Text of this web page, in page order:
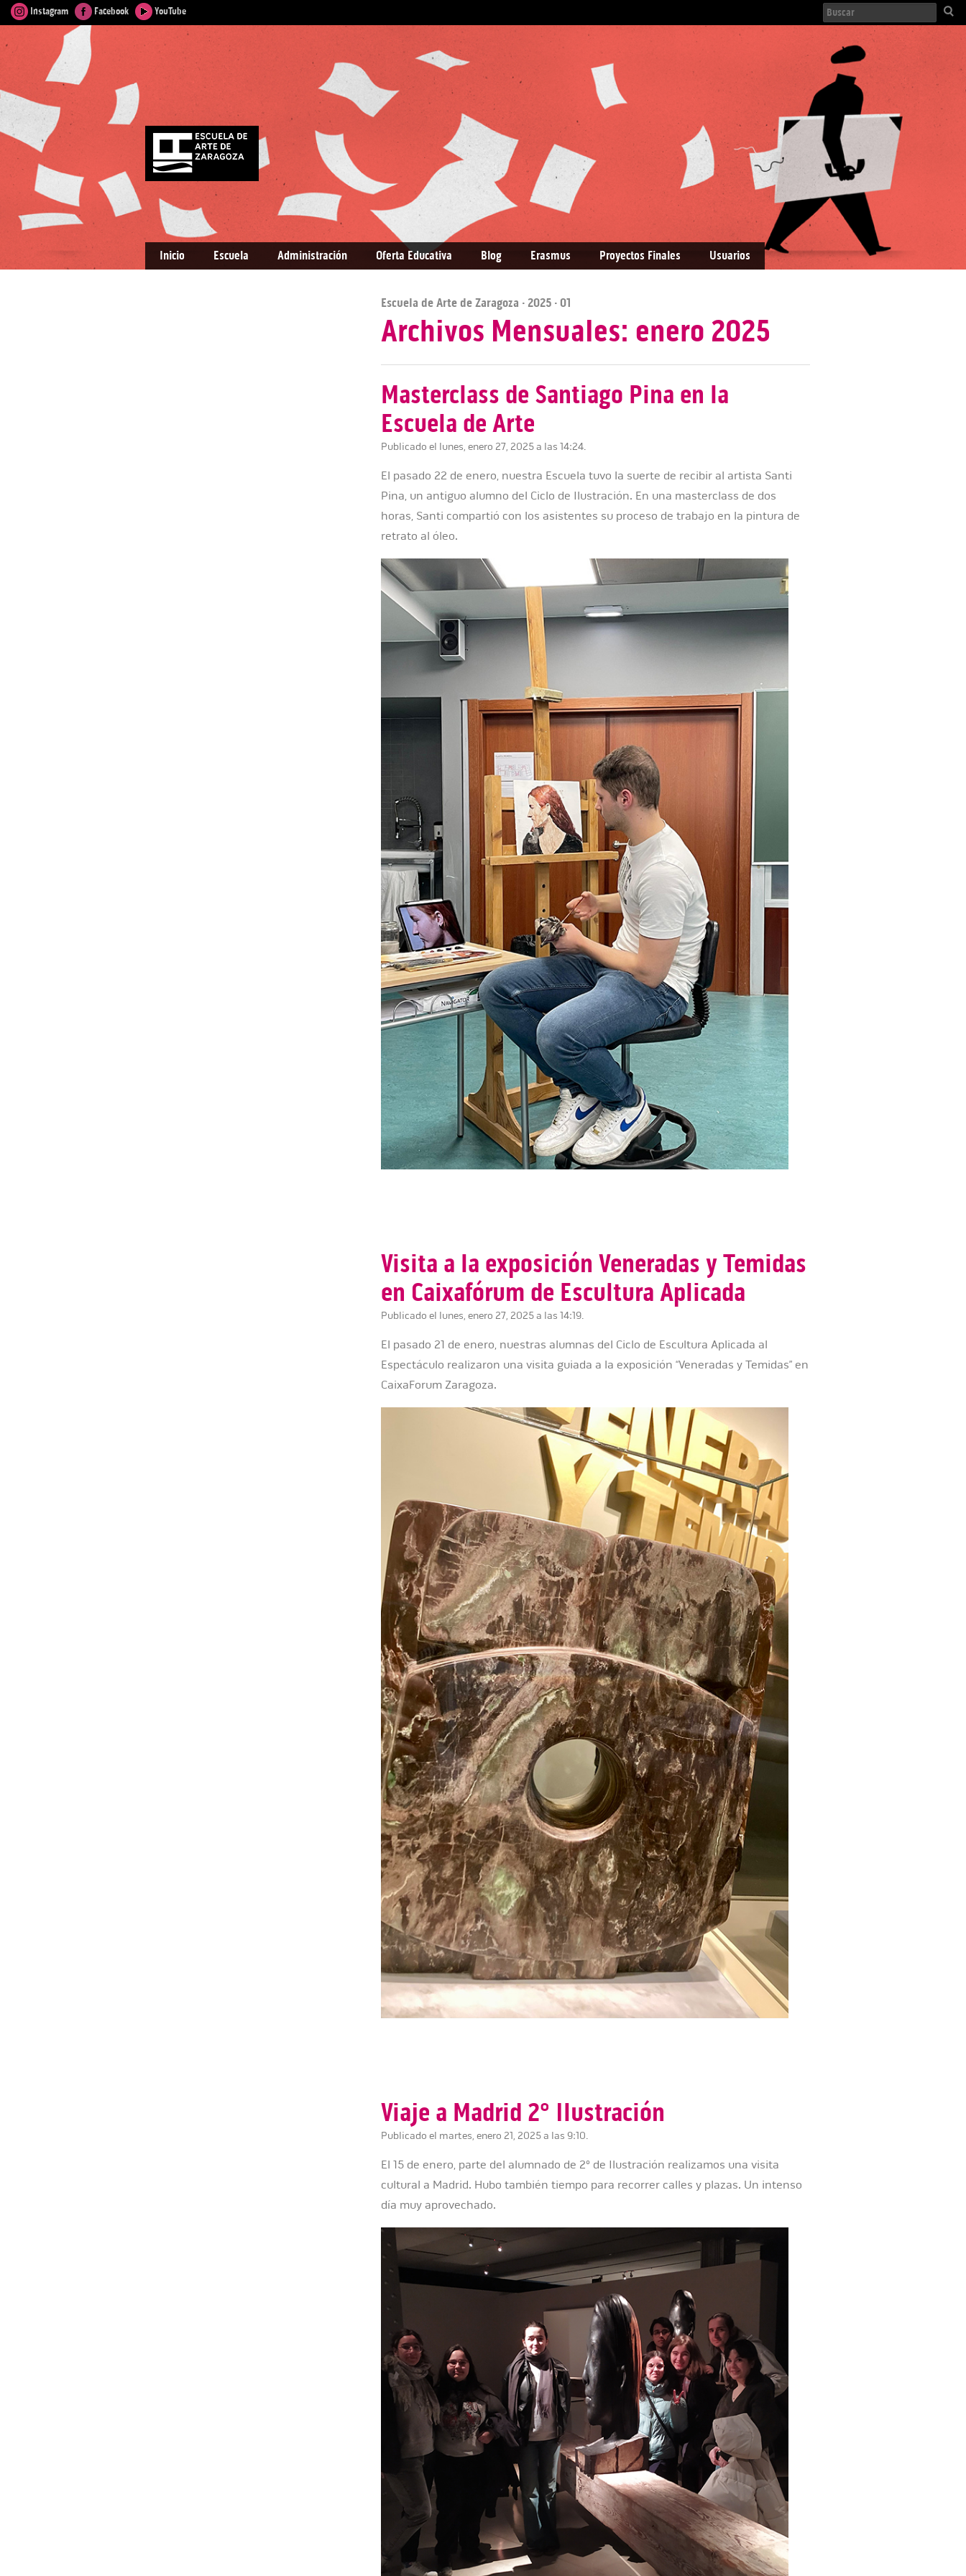
Instagram Facebook YouTube
Inicio Escuela Administración Oferta Educativa Blog Erasmus Proyectos Finales Usuarios
Escuela de Arte de Zaragoza · 2025 · 01
Archivos Mensuales: enero 2025
Masterclass de Santiago Pina en la
Escuela de Arte
Publicado el lunes, enero 27, 2025 a las 14:24.
El pasado 22 de enero, nuestra Escuela tuvo la suerte de recibir al artista Santi
Pina, un antiguo alumno del Ciclo de Ilustración. En una masterclass de dos
horas, Santi compartió con los asistentes su proceso de trabajo en la pintura de
retrato al óleo.
Visita a la exposición Veneradas y Temidas
en Caixafórum de Escultura Aplicada
Publicado el lunes, enero 27, 2025 a las 14:19.
El pasado 21 de enero, nuestras alumnas del Ciclo de Escultura Aplicada al
Espectáculo realizaron una visita guiada a la exposición “Veneradas y Temidas” en
CaixaForum Zaragoza.
Viaje a Madrid 2º Ilustración
Publicado el martes, enero 21, 2025 a las 9:10.
El 15 de enero, parte del alumnado de 2º de Ilustración realizamos una visita
cultural a Madrid. Hubo también tiempo para recorrer calles y plazas. Un intenso
día muy aprovechado.